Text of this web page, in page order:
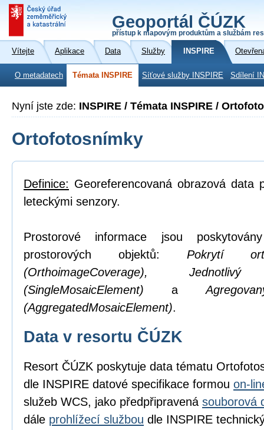
Geoportál ČÚZK
přístup k mapovým produktům a službám
Vítejte Aplikace Data Služby INSPIRE
O metadatech Témata INSPIRE Síťové služby INSPIRE Sdílení
Nyní jste zde: INSPIRE / Témata INSPIRE /
Ortofotosnímky
Definice: Georeferencovaná obrazová data
leteckými senzory.
Prostorové informace jsou
prostorových objektů: Pokrytí
(OrthoimageCoverage),
(SingleMosaicElement) a
(AggregatedMosaicElement).
Data v resortu ČÚZK
Resort ČÚZK poskytuje data tématu
dle INSPIRE datové specifikace formou on-
služeb WCS, jako předpřipravená souborová
dále prohlížecí službou dle INSPIRE